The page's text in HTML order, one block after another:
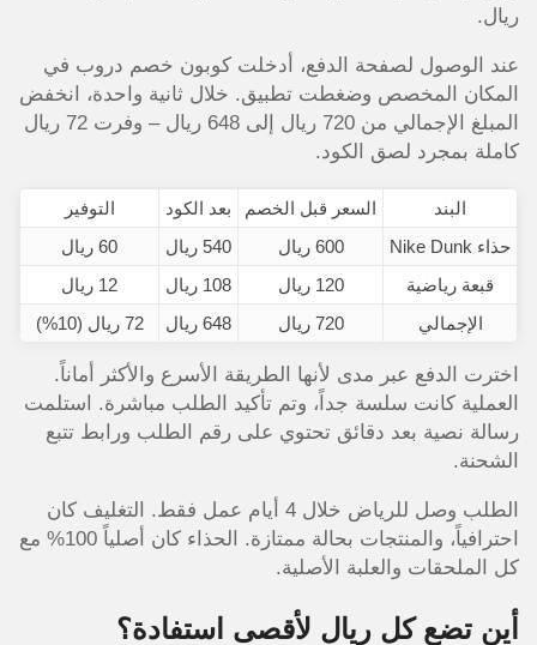
ريال.
عند الوصول لصفحة الدفع، أدخلت كوبون خصم دروب في
المكان المخصص وضغطت تطبيق. خلال ثانية واحدة، انخفض
المبلغ الإجمالي من 720 ريال إلى 648 ريال – وفرت 72 ريال
كاملة بمجرد لصق الكود.
البند السعر قبل الخصم بعد الكود
التوفير
حذاء Nike Dunk
600 ريال 540 ريال
60 ريال
قبعة رياضية
120 ريال 108 ريال
12 ريال
الإجمالي
720 ريال 648 ريال 72 ريال (10%)
اخترت الدفع عبر مدى لأنها الطريقة الأسرع والأكثر أماناً.
العملية كانت سلسة جداً، وتم تأكيد الطلب مباشرة. استلمت
رسالة نصية بعد دقائق تحتوي على رقم الطلب ورابط تتبع
الشحنة.
الطلب وصل للرياض خلال 4 أيام عمل فقط. التغليف كان
احترافياً، والمنتجات بحالة ممتازة. الحذاء كان أصلياً 100% مع
كل الملحقات والعلبة الأصلية.
أين تضع كل ريال لأقصى استفادة؟